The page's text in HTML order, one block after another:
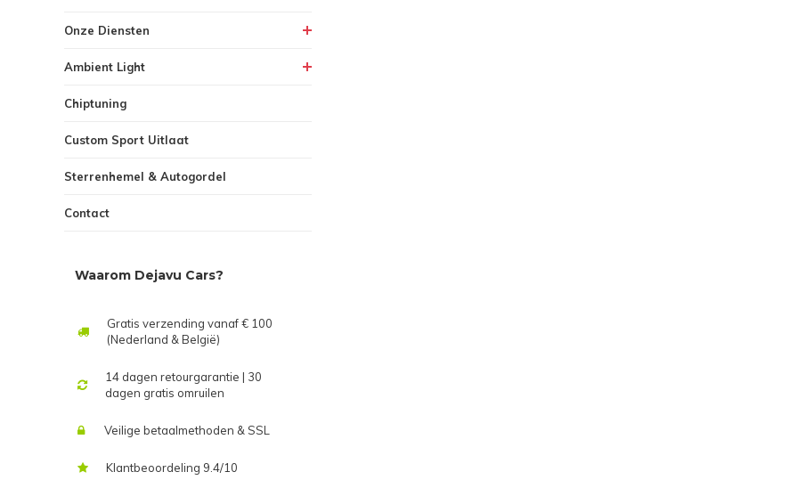
Onze Diensten
Ambient Light
Chiptuning
Custom Sport Uitlaat
Sterrenhemel & Autogordel
Contact
Waarom Dejavu Cars?
Gratis verzending vanaf € 100
(Nederland & België)
14 dagen retourgarantie | 30
dagen gratis omruilen
Veilige betaalmethoden & SSL
Klantbeoordeling 9.4/10